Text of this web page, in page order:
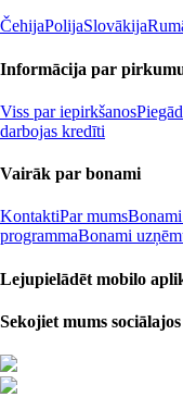
ČehijaPolijaSlovākija
Informācija par
Viss par iepirkšanos
darbojas kredīti
Vairāk par bonami
KontaktiPar mums
programmaBonami
Lejupielādēt mobilo
Sekojiet mums